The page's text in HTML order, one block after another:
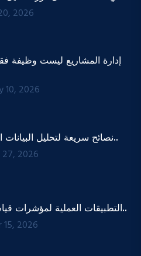
2026
إدارة المشاريع ليست وظيفة
10, 2026
5 نصائح سريعة لتحليل البيانات اليوم..
27, 2026
التطبيقات العملية لمؤشرات قياس الأد..
15, 2026